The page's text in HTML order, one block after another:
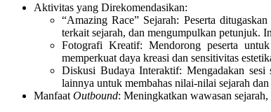
Aktivitas yang Direkomendasikan:
“Amazing Race” Sejarah: Peserta
terkait sejarah, dan mengumpulkan petunjuk.
Fotografi Kreatif: Mendorong peserta
memperkuat daya kreasi dan sensitivitas
Diskusi Budaya Interaktif: Mengadakan sesi
lainnya untuk membahas nilai-nilai sejarah
Manfaat Outbound: Meningkatkan wawasan